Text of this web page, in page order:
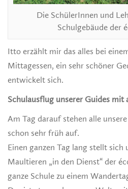
Die SchülerInnen und
Schulgebäude der
Itto erzählt mir das alles bei
Mittagessen, ein sehr schöner
entwickelt sich.
Schulausflug unserer Guides mit
Am Tag darauf stehen alle
schon sehr früh auf.
Einen ganzen Tag lang stellt
Maultieren „in den Dienst“ der
ganze Schule zu einem